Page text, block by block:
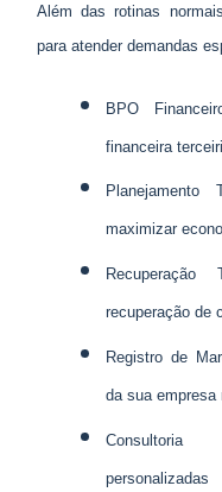
Além das rotinas
para atender demandas
BPO
financeira
Planejamento
maximizar
Recuperação
recuperação de
Registro de
da sua empresa
Consultoria